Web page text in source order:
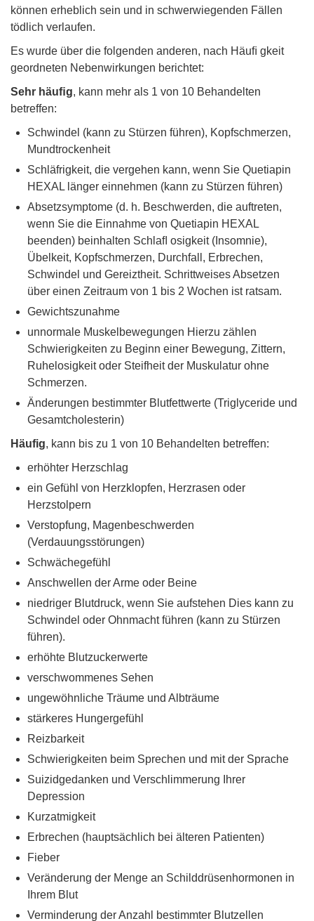
können erheblich sein und in schwerwiegenden Fällen
tödlich verlaufen.
Es wurde über die folgenden anderen, nach Häuﬁ gkeit
geordneten Nebenwirkungen berichtet:
Sehr häuﬁg, kann mehr als 1 von 10 Behandelten
betreffen:
Schwindel (kann zu Stürzen führen), Kopfschmerzen,
Mundtrockenheit
Schläfrigkeit, die vergehen kann, wenn Sie Quetiapin
HEXAL länger einnehmen (kann zu Stürzen führen)
Absetzsymptome (d. h. Beschwerden, die auftreten,
wenn Sie die Einnahme von Quetiapin HEXAL
beenden) beinhalten Schlaﬂ osigkeit (Insomnie),
Übelkeit, Kopfschmerzen, Durchfall, Erbrechen,
Schwindel und Gereiztheit. Schrittweises Absetzen
über einen Zeitraum von 1 bis 2 Wochen ist ratsam.
Gewichtszunahme
unnormale Muskelbewegungen Hierzu zählen
Schwierigkeiten zu Beginn einer Bewegung, Zittern,
Ruhelosigkeit oder Steifheit der Muskulatur ohne
Schmerzen.
Änderungen bestimmter Blutfettwerte (Triglyceride und
Gesamtcholesterin)
Häufig, kann bis zu 1 von 10 Behandelten betreffen:
erhöhter Herzschlag
ein Gefühl von Herzklopfen, Herzrasen oder
Herzstolpern
Verstopfung, Magenbeschwerden
(Verdauungsstörungen)
Schwächegefühl
Anschwellen der Arme oder Beine
niedriger Blutdruck, wenn Sie aufstehen Dies kann zu
Schwindel oder Ohnmacht führen (kann zu Stürzen
führen).
erhöhte Blutzuckerwerte
verschwommenes Sehen
ungewöhnliche Träume und Albträume
stärkeres Hungergefühl
Reizbarkeit
Schwierigkeiten beim Sprechen und mit der Sprache
Suizidgedanken und Verschlimmerung Ihrer
Depression
Kurzatmigkeit
Erbrechen (hauptsächlich bei älteren Patienten)
Fieber
Veränderung der Menge an Schilddrüsenhormonen in
Ihrem Blut
Verminderung der Anzahl bestimmter Blutzellen